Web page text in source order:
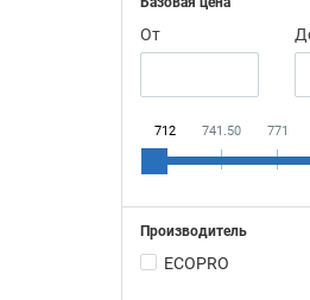
От
712 741.50 771
Производитель
ECOPRO